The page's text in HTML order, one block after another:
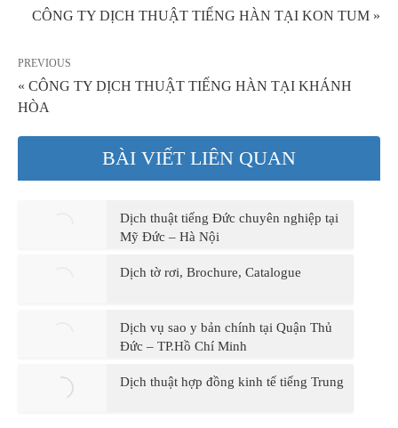
CÔNG TY DỊCH THUẬT TIẾNG HÀN TẠI KON TUM »
PREVIOUS
« CÔNG TY DỊCH THUẬT TIẾNG HÀN TẠI KHÁNH
HÒA
BÀI VIẾT LIÊN QUAN
Dịch thuật tiếng Đức chuyên nghiệp tại
Mỹ Đức – Hà Nội
Dịch tờ rơi, Brochure, Catalogue
Dịch vụ sao y bản chính tại Quận Thủ
Đức – TP.Hồ Chí Minh
Dịch thuật hợp đồng kinh tế tiếng Trung